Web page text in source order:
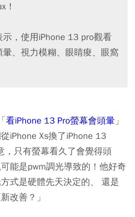
！
，使用iPhone 13 pro觀看
、視力模糊、眼睛痠、眼窩
看iPhone 13 Pro螢幕會頭暈 」
iPhone Xs換了iPhone 13
，只有螢幕看久了會覺得頭
能是pwm調光導致的！他好奇
式是硬體先天決定的、 還是
改善？」